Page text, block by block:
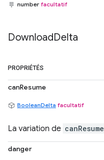
number facultatif
DownloadDelta
PROPRIÉTÉS
canResume
BooleanDelta facultatif
La variation de canResume
danger